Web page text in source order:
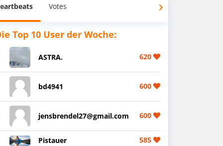
Votes
Top 10 User der Woche:
ASTRA. 620
bd4941 600
jensbrendel27@gmail.com 600
Pistauer 585